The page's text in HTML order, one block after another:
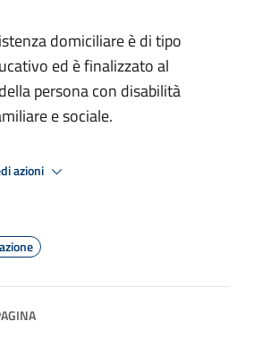
domiciliare è di tipo
ed è finalizzato al
persona con disabilità
e sociale.
azioni